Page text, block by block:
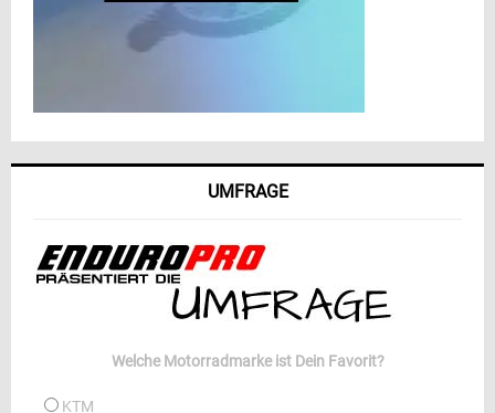
UMFRAGE
Welche Motorradmarke ist Dein Favorit?
KTM